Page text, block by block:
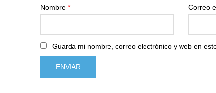
Nombre * Correo
Guarda mi nombre, correo electrónico y web en